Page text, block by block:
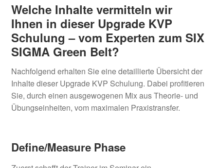
Welche Inhalte vermitteln wir
Ihnen in dieser Upgrade KVP
Schulung – vom Experten zum SIX
SIGMA Green Belt?
Nachfolgend erhalten Sie eine detaillierte Übersicht der
Inhalte dieser Upgrade KVP Schulung. Dabei profitieren
Sie, durch einen ausgewogenen Mix aus Theorie- und
Übungseinheiten, vom maximalen Praxistransfer.
Define/Measure Phase